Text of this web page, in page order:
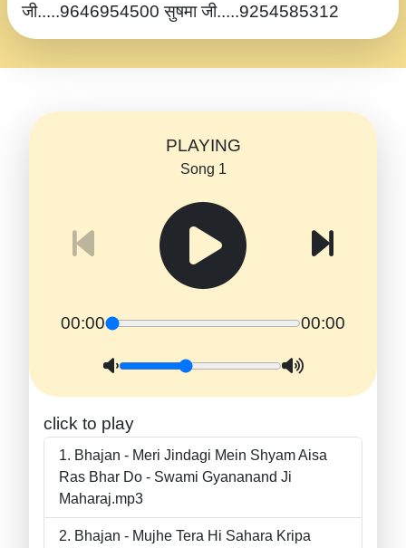
जी.....9646954500 सुषमा जी.....9254585312
PLAYING
Song 1
00:00 00:00
click to play
Bhajan - Meri Jindagi Mein Shyam Aisa
Ras Bhar Do - Swami Gyananand Ji
Maharaj.mp3
Bhajan - Mujhe Tera Hi Sahara Kripa